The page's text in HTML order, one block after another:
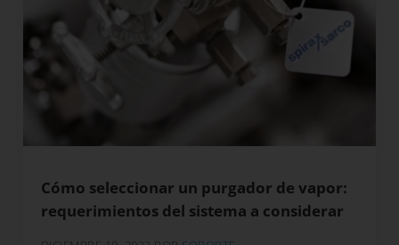
Cómo seleccionar un purgador de vapor:
requerimientos del sistema a considerar